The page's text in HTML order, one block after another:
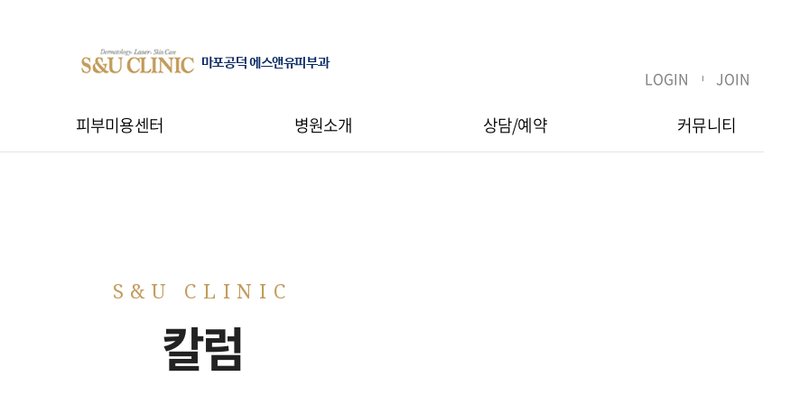
마포공덕 에스앤유피부과
LOGIN JOIN
피부미용센터 병원소개 상담/예약 커뮤니티
칼럼